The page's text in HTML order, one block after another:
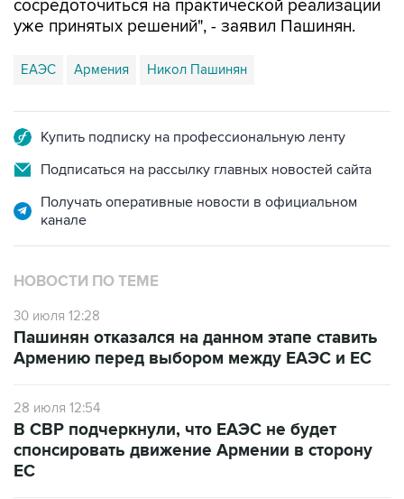
ЕАЭС Армения Никол Пашинян
Подписаться на рассылку главных новостей сайта
Получать оперативные новости в официальном
канале
НОВОСТИ ПО ТЕМЕ
30 июля 12:28
Армению перед выбором между ЕАЭС и ЕС
28 июля 12:54
спонсировать движение Армении в сторону
ЕС